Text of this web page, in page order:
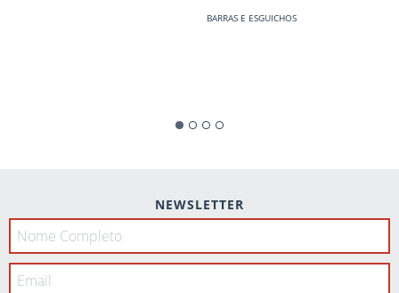
BARRAS E ESGUICHOS
NEWSLETTER